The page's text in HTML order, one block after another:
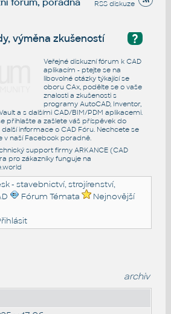
RSS diskuze
?
výměna zkušeností
Veřejné diskuzní fórum k CAD
aplikacím - ptejte se na
libovolné otázky týkající se
oboru CAx, podělte se o vaše
znalosti a zkušenosti s
programy AutoCAD, Inventor,
a s dalšími CAD/BIM/PDM aplikacemi.
přihlašte a zašlete váš příspěvek do
další informace o CAD Fóru. Nechcete se
v naší Facebook poradně.
support firmy ARKANCE (CAD
pro zákazníky funguje na
- stavebnictví, strojírenství,
Fórum Témata
Nejnovější
archiv